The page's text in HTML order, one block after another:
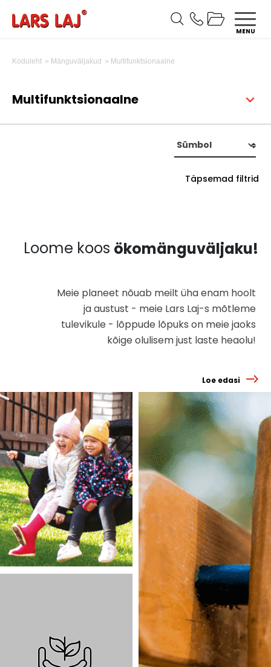
MENU
Koduleht Mänguväljakud Multifunktsionaalne
Multifunktsionaalne
Täpsemad filtrid
Loome koos ökomänguväljaku!
Meie planeet nõuab meilt üha enam hoolt
ja austust - meie Lars Laj-s mõtleme
tulevikule - lõppude lõpuks on meie jaoks
kõige olulisem just laste heaolu!
Loe edasi